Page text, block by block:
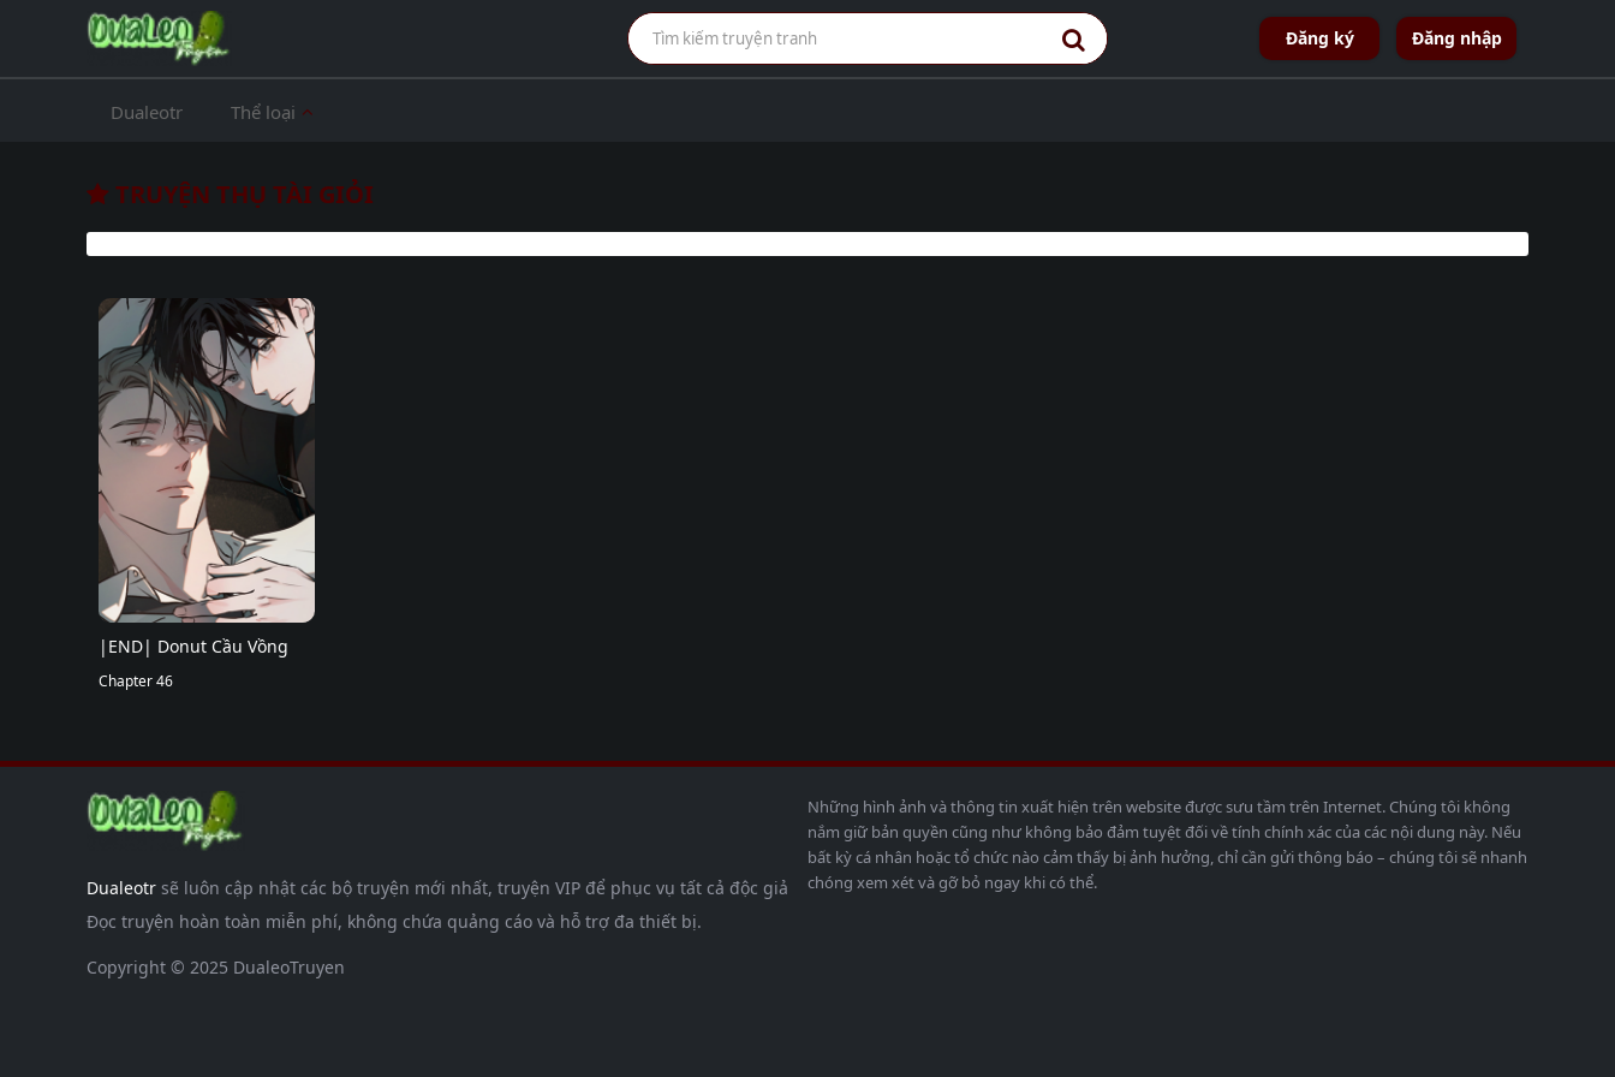
Đăng ký Đăng nhập
Dualeotr Thể loại
TRUYỆN THỤ TÀI GIỎI
|END| Donut Cầu Vồng
Chapter 46
Dualeotr sẽ luôn cập nhật các bộ truyện mới nhất, truyện VIP để phục vụ tất cả độc giả
Đọc truyện hoàn toàn miễn phí, không chứa quảng cáo và hỗ trợ đa thiết bị.
Copyright © 2025 DualeoTruyen
Những hình ảnh và thông tin xuất hiện trên website được sưu tầm trên Internet. Chúng tôi không
nắm giữ bản quyền cũng như không bảo đảm tuyệt đối về tính chính xác của các nội dung này. Nếu
bất kỳ cá nhân hoặc tổ chức nào cảm thấy bị ảnh hưởng, chỉ cần gửi thông báo – chúng tôi sẽ nhanh
chóng xem xét và gỡ bỏ ngay khi có thể.